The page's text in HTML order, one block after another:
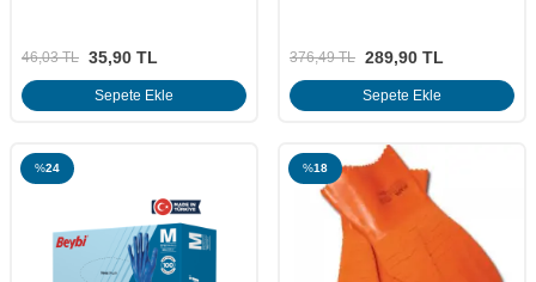
46,03TL 35,90 TL
Sepete Ekle
376,49TL 289,90 TL
Sepete Ekle
%24 %18